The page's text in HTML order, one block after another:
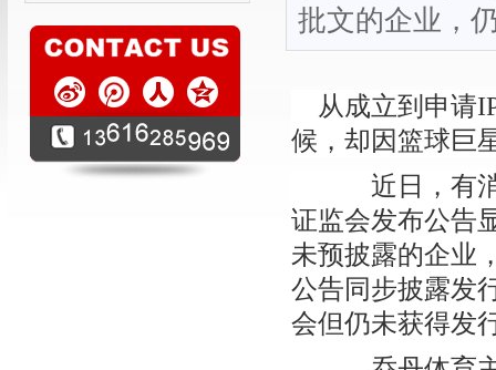
批文的企业，
从成立到申请
候，却因篮球巨
近日，有消
证监会发布公告
未预披露的企业
公告同步披露发
会但仍未获得发